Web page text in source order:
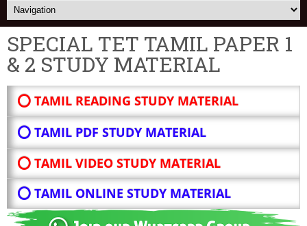
SPECIAL TET TAMIL PAPER 1
& 2 STUDY MATERIAL
⭕ TAMIL READING STUDY MATERIAL
⭕ TAMIL PDF STUDY MATERIAL
⭕ TAMIL VIDEO STUDY MATERIAL
⭕ TAMIL ONLINE STUDY MATERIAL